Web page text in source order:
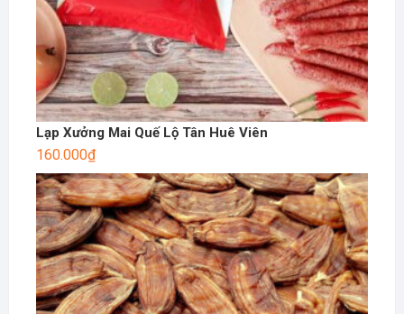
Lạp Xưởng Mai Quế Lộ Tân Huê Viên
160.000₫